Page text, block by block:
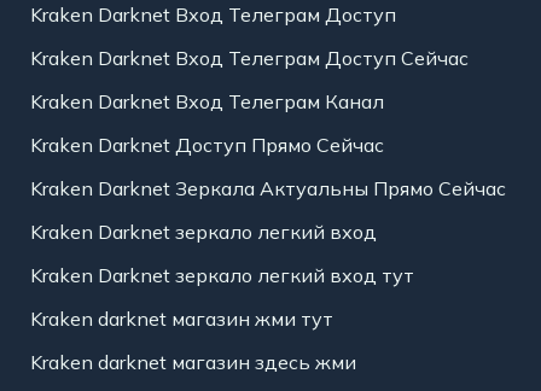
Kraken Darknet Вход Телеграм Доступ
Kraken Darknet Вход Телеграм Доступ Сейчас
Kraken Darknet Вход Телеграм Канал
Kraken Darknet Доступ Прямо Сейчас
Kraken Darknet Зеркала Актуальны Прямо Сейчас
Kraken Darknet зеркало легкий вход
Kraken Darknet зеркало легкий вход тут
Kraken darknet магазин жми тут
Kraken darknet магазин здесь жми